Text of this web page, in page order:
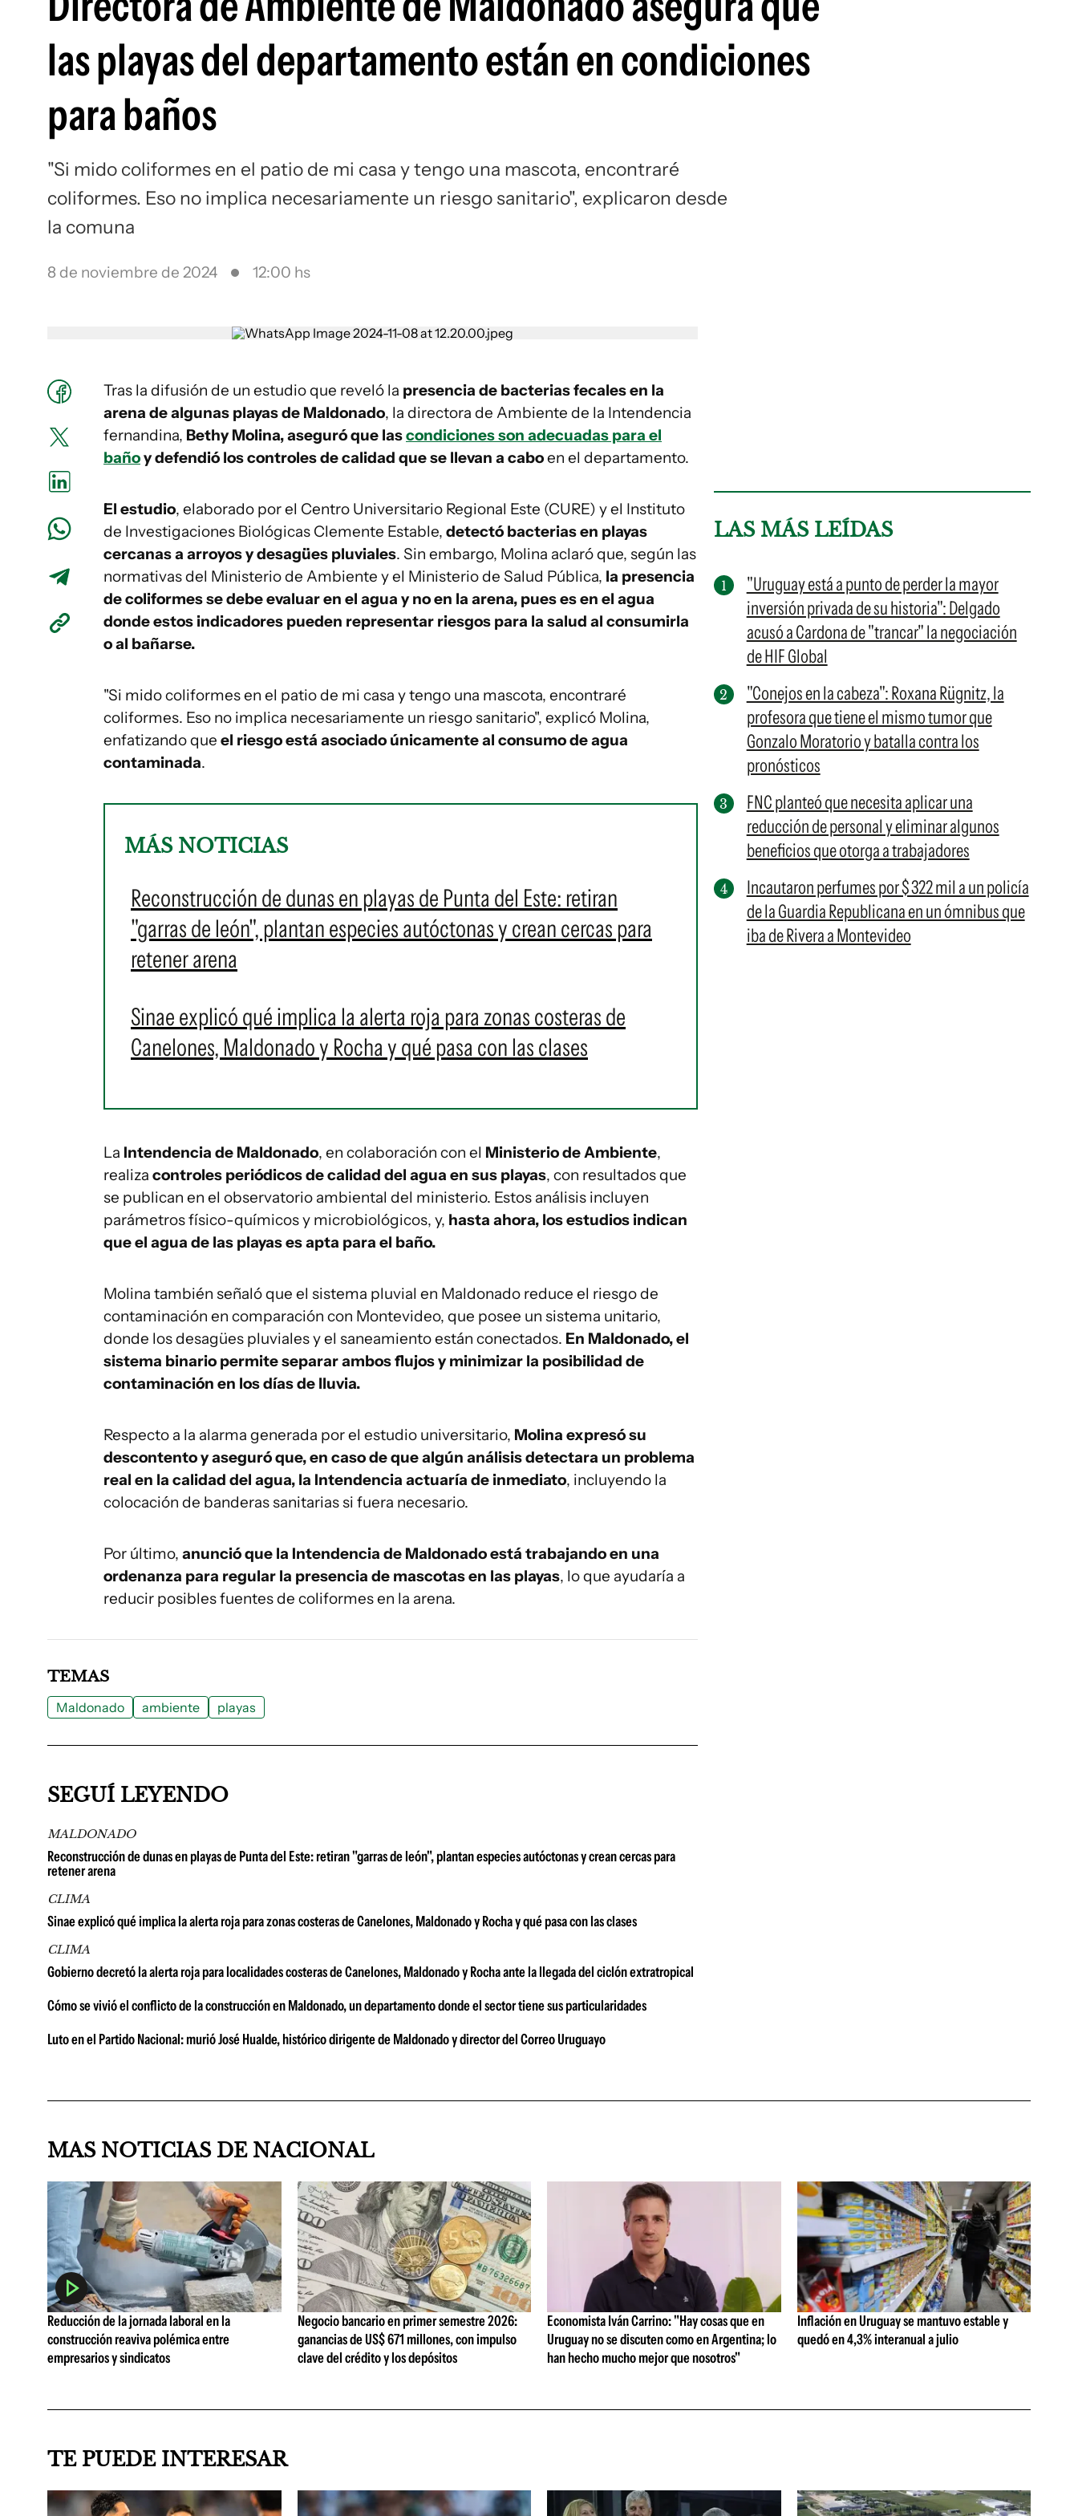
las playas del departamento están en condiciones
para baños
"Si mido coliformes en el patio de mi casa y tengo una mascota, encontraré
coliformes. Eso no implica necesariamente un riesgo sanitario", explicaron desde
la comuna
8 de noviembre de 2024 12:00 hs
Tras la difusión de un estudio que reveló la presencia de bacterias fecales en la
arena de algunas playas de Maldonado, la directora de Ambiente de la Intendencia
fernandina, Bethy Molina, aseguró que lascondiciones son adecuadas para el
bañoy defendió los controles de calidad que se llevan a caboen el departamento.
El estudio, elaborado por el Centro Universitario Regional Este (CURE) y el Instituto
de Investigaciones Biológicas Clemente Estable, detectó bacterias en playas
cercanas a arroyos y desagües pluviales. Sin embargo, Molina aclaró que, según las
normativas del Ministerio de Ambiente y el Ministerio de Salud Pública, la presencia
de coliformes se debe evaluar en el agua y no en la arena, pues es en el agua
donde estos indicadores pueden representar riesgos para la salud al consumirla
o al bañarse.
"Si mido coliformes en el patio de mi casa y tengo una mascota, encontraré
coliformes. Eso no implica necesariamente un riesgo sanitario", explicó Molina,
enfatizando que el riesgo está asociado únicamente al consumo de agua
contaminada.
MÁS NOTICIAS
Reconstrucción de dunas en playas de Punta del Este: retiran
"garras de león", plantan especies autóctonas y crean cercas para
retener arena
Sinae explicó qué implica la alerta roja para zonas costeras de
Canelones, Maldonado y Rocha y qué pasa con las clases
La Intendencia de Maldonado, en colaboración con el Ministerio de Ambiente,
realiza controles periódicos de calidad del agua en sus playas, con resultados que
se publican en el observatorio ambiental del ministerio. Estos análisis incluyen
parámetros físico-químicos y microbiológicos, y, hasta ahora, los estudios indican
que el agua de las playas es apta para el baño.
Molina también señaló que el sistema pluvial en Maldonado reduce el riesgo de
contaminación en comparación con Montevideo, que posee un sistema unitario,
donde los desagües pluviales y el saneamiento están conectados. En Maldonado, el
sistema binario permite separar ambos flujos y minimizar la posibilidad de
contaminación en los días de lluvia.
Respecto a la alarma generada por el estudio universitario, Molina expresó su
descontento y aseguró que, en caso de que algún análisis detectara un problema
real en la calidad del agua, la Intendencia actuaría de inmediato, incluyendo la
colocación de banderas sanitarias si fuera necesario.
Por último, anunció que la Intendencia de Maldonado está trabajando en una
ordenanza para regular la presencia de mascotas en las playas, lo que ayudaría a
reducir posibles fuentes de coliformes en la arena.
LAS MÁS LEÍDAS
"Uruguay está a punto de perder la mayor
inversión privada de su historia": Delgado
acusó a Cardona de "trancar" la negociación
de HIF Global
"Conejos en la cabeza": Roxana Rügnitz, la
profesora que tiene el mismo tumor que
Gonzalo Moratorio y batalla contra los
pronósticos
FNC planteó que necesita aplicar una
reducción de personal y eliminar algunos
beneficios que otorga a trabajadores
Incautaron perfumes por $ 322 mil a un policía
de la Guardia Republicana en un ómnibus que
iba de Rivera a Montevideo
TEMAS
Maldonado ambiente playas
SEGUÍ LEYENDO
MALDONADO
Reconstrucción de dunas en playas de Punta del Este: retiran "garras de león", plantan especies autóctonas y crean cercas para
retener arena
CLIMA
Sinae explicó qué implica la alerta roja para zonas costeras de Canelones, Maldonado y Rocha y qué pasa con las clases
CLIMA
Gobierno decretó la alerta roja para localidades costeras de Canelones, Maldonado y Rocha ante la llegada del ciclón extratropical
Cómo se vivió el conflicto de la construcción en Maldonado, un departamento donde el sector tiene sus particularidades
Luto en el Partido Nacional: murió José Hualde, histórico dirigente de Maldonado y director del Correo Uruguayo
MAS NOTICIAS DE NACIONAL
Reducción de la jornada laboral en la
construcción reaviva polémica entre
empresarios y sindicatos
Negocio bancario en primer semestre 2026:
ganancias de US$ 671 millones, con impulso
clave del crédito y los depósitos
Economista Iván Carrino: "Hay cosas que en
Uruguay no se discuten como en Argentina; lo
han hecho mucho mejor que nosotros"
Inflación en Uruguay se mantuvo estable y
quedó en 4,3% interanual a julio
TE PUEDE INTERESAR